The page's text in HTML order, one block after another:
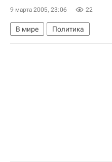
9 марта 2005, 23:06 22
В мире Политика